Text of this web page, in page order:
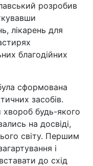
розробив
лікарень для
благодійних
сформована
засобів.
хвороб будь-якого
на досвіді,
світу. Першим
і
до схід